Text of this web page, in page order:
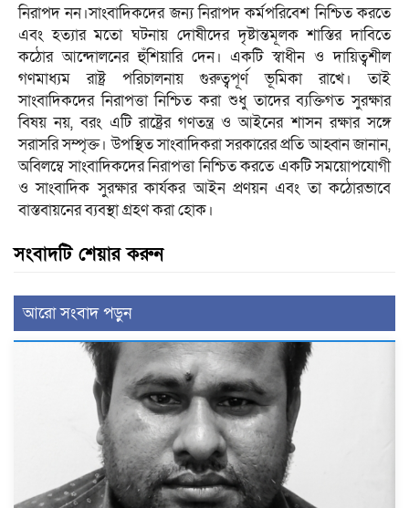
নিরাপদ নন।সাংবাদিকদের জন্য নিরাপদ কর্মপরিবেশ নিশ্চিত করতে
এবং হত্যার মতো ঘটনায় দোষীদের দৃষ্টান্তমূলক শাস্তির দাবিতে
কঠোর আন্দোলনের হুঁশিয়ারি দেন। একটি স্বাধীন ও দায়িত্বশীল
গণমাধ্যম রাষ্ট্র পরিচালনায় গুরুত্বপূর্ণ ভূমিকা রাখে। তাই
সাংবাদিকদের নিরাপত্তা নিশ্চিত করা শুধু তাদের ব্যক্তিগত সুরক্ষার
বিষয় নয়, বরং এটি রাষ্ট্রের গণতন্ত্র ও আইনের শাসন রক্ষার সঙ্গে
সরাসরি সম্পৃক্ত। উপস্থিত সাংবাদিকরা সরকারের প্রতি আহ্বান জানান,
অবিলম্বে সাংবাদিকদের নিরাপত্তা নিশ্চিত করতে একটি সময়োপযোগী
ও সাংবাদিক সুরক্ষার কার্যকর আইন প্রণয়ন এবং তা কঠোরভাবে
বাস্তবায়নের ব্যবস্থা গ্রহণ করা হোক।
সংবাদটি শেয়ার করুন
আরো সংবাদ পড়ুন